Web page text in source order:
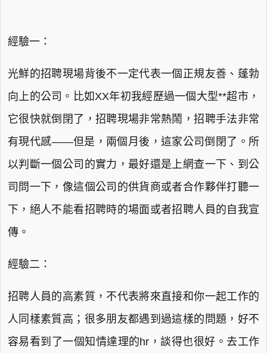
經驗一：
光鮮的招聘現場背後不一定代表一個正規友善、蓬勃
向上的公司。比如XX年初我經歷過一個大型**超市，
它很快就倒閉了，招聘現場非常熱鬧，招聘手法非常
有現代感——但是，兩個月後，這家公司倒閉了。所
以判斷一個公司的實力，最好還是上網查一下、到公
司問一下，像這個公司的供貨商或者合作夥伴打聽一
下，絕人不能看招聘時的場面或者招聘人員的自我宣
傳。
經驗二：
招聘人員的高素質，不代表將來直接和你一起工作的
人同樣素質高；很多朋友都遇到過這樣的問題，好不
容易看到了一個知情達理的hr，談得也很好。去工作